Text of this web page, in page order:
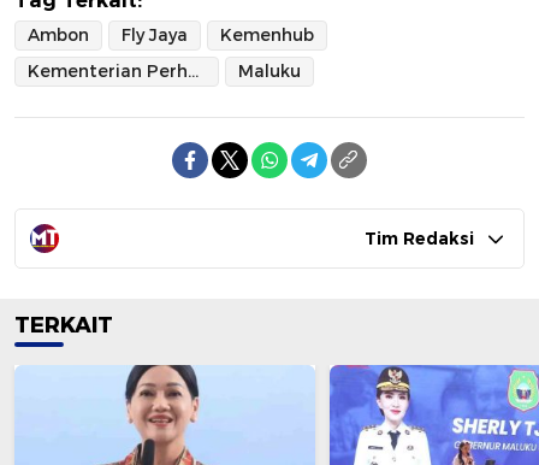
Ambon Fly Jaya
Kemenhub
Kementerian Perhubungan
Maluku
Tim Redaksi
TERKAIT